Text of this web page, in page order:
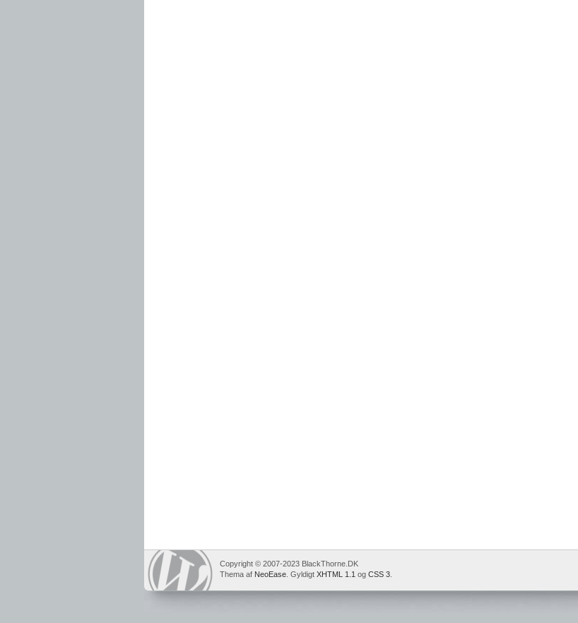
Copyright © 2007-2023 BlackThorne.DK
Thema af NeoEase . Gyldigt XHTML 1.1 og CSS 3